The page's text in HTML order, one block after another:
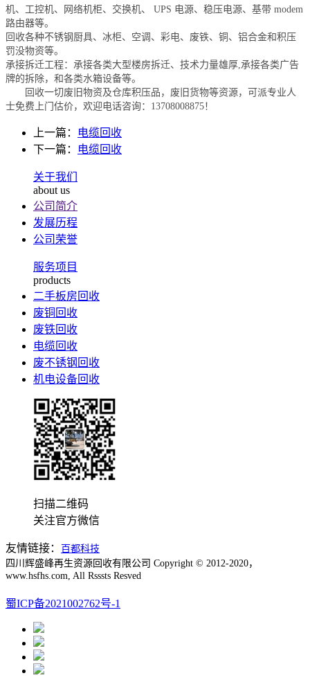
机、工控机、网络机柜、交换机、 UPS 电源、稳压电源、基带 modem
路由器等。
回收各种不锈钢厨具、冰柜、空调、彩电、废铁、铜、铝合金和积压
罚没物资等。
承接拆迁工程：承接各类大型楼房拆迁、技术力量雄厚,承接各类广告
牌的拆除，和各类水箱设备等。
回收一切废旧物资及仓库积压品，废旧货物等资源，可派专业人
士免费上门估价，欢迎电话咨询： 13708008875！
上一篇：
电缆回收
下一篇：
电缆回收
关于我们
about us
公司简介
发展历程
公司荣誉
服务项目
products
二手板房回收
废铜回收
废铁回收
电缆回收
废不锈钢回收
机电设备回收
扫描二维码
关注官方微信
友情链接：
百都科技
四川辉盛峰再生资源回收有限公司 Copyright © 2012-2020，
www.hsfhs.com, All Rsssts Resved
蜀ICP备2021002762号-1